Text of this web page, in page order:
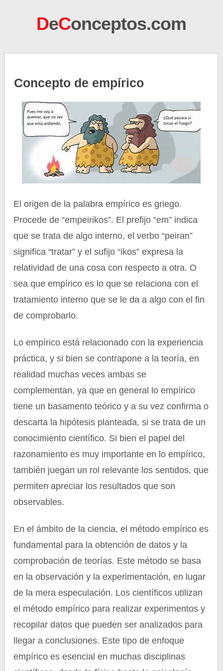
DeConceptos.com
Concepto de empírico
El origen de la palabra empírico es griego.
Procede de “empeirikos”. El prefijo “em” indica
que se trata de algo interno, el verbo “peiran”
significa “tratar” y el sufijo “ikos” expresa la
relatividad de una cosa con respecto a otra. O
sea que empírico es lo que se relaciona con el
tratamiento interno que se le da a algo con el fin
de comprobarlo.
Lo empírico está relacionado con la experiencia
práctica, y si bien se contrapone a la teoría, en
realidad muchas veces ambas se
complementan, ya que en general lo empírico
tiene un basamento teórico y a su vez confirma o
descarta la hipótesis planteada, si se trata de un
conocimiento científico. Si bien el papel del
razonamiento es muy importante en lo empírico,
también juegan un rol relevante los sentidos, que
permiten apreciar los resultados que son
observables.
En el ámbito de la ciencia, el método empírico es
fundamental para la obtención de datos y la
comprobación de teorías. Este método se basa
en la observación y la experimentación, en lugar
de la mera especulación. Los científicos utilizan
el método empírico para realizar experimentos y
recopilar datos que pueden ser analizados para
llegar a conclusiones. Este tipo de enfoque
empírico es esencial en muchas disciplinas